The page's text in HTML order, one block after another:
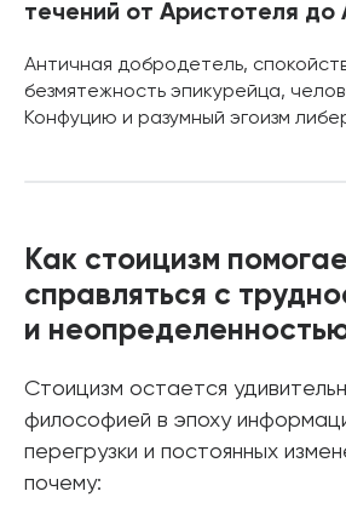
течений от Аристотеля до
Античная добродетель,
безмятежность эпикурейца,
Конфуцию и разумный эгоизм
Как стоицизм
справляться с
и
Стоицизм остается
философией в эпоху
перегрузки и постоянных
почему: